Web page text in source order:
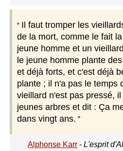
Il faut tromper les
de la mort, comme le fait
jeune homme et un
le jeune homme plante
et déjà forts, et c'est déjà
plante ; il n'a pas le temps
vieillard n'est pas pressé,
jeunes arbres et dit : Ça
dans vingt ans.
Alphonse Karr - L'esprit